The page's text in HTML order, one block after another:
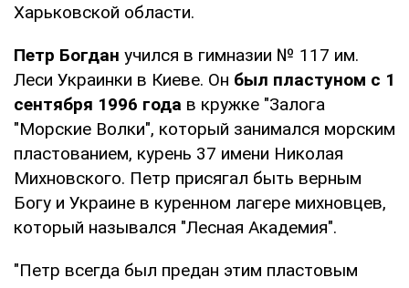
Харьковской области.
Петр Богдан учился в гимназии № 117 им.
Леси Украинки в Киеве. Он был пластуном с 1
сентября 1996 года в кружке "Залога
"Морские Волки", который занимался морским
пластованием, курень 37 имени Николая
Михновского. Петр присягал быть верным
Богу и Украине в куренном лагере михновцев,
который назывался "Лесная Академия".
"Петр всегда был предан этим пластовым